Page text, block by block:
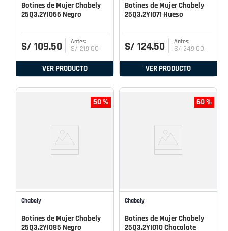
Botines de Mujer Chabely
25Q3.2YI066 Negro
S/ 109.50 S/ 219.00
VER PRODUCTO
Botines de Mujer Chabely
25Q3.2YI071 Hueso
S/ 124.50 S/ 249.00
VER PRODUCTO
50 %
Chabely
Botines de Mujer Chabely
25Q3.2YI085 Negro
60 %
Chabely
Botines de Mujer Chabely
25Q3.2YI010 Chocolate